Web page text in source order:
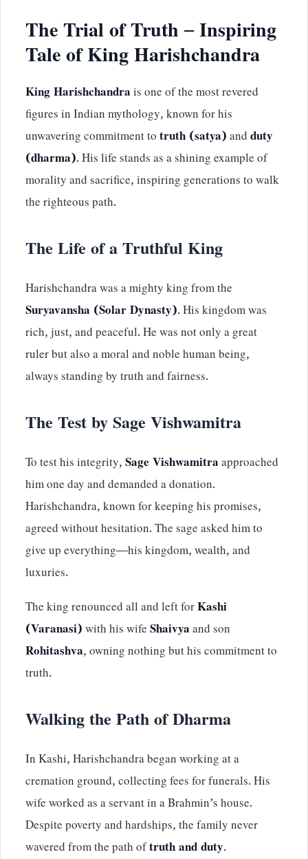
The Trial of Truth – Inspiring
Tale of King Harishchandra
King Harishchandrais one of the most revered
figures in Indian mythology, known for his
unwavering commitment totruth (satya)andduty
(dharma). His life stands as a shining example of
morality and sacrifice, inspiring generations to walk
the righteous path.
The Life of a Truthful King
Harishchandra was a mighty king from the
Suryavansha (Solar Dynasty). His kingdom was
rich, just, and peaceful. He was not only a great
ruler but also a moral and noble human being,
always standing by truth and fairness.
The Test by Sage Vishwamitra
To test his integrity,Sage Vishwamitraapproached
him one day and demanded a donation.
Harishchandra, known for keeping his promises,
agreed without hesitation. The sage asked him to
give up everything—his kingdom, wealth, and
luxuries.
The king renounced all and left forKashi
(Varanasi)with his wifeShaivyaand son
Rohitashva, owning nothing but his commitment to
truth.
Walking the Path of Dharma
In Kashi, Harishchandra began working at a
cremation ground, collecting fees for funerals. His
wife worked as a servant in a Brahmin’s house.
Despite poverty and hardships, the family never
wavered from the path oftruth and duty.